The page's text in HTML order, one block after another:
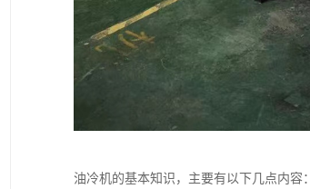
油冷机的基本知识，主要有以下几点内容：